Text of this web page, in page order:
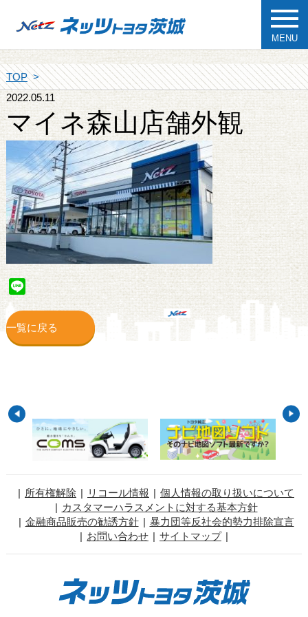
MENU
TOP
2022.05.11
マイネ森山店舗外観
Line
一覧に戻る
所有権解除 リコール情報
個人情報の取り扱いについて
カスタマーハラスメントに対する基本方針
金融商品販売の勧誘方針
暴力団等反社会的勢力排除宣言
お問い合わせ
サイトマップ